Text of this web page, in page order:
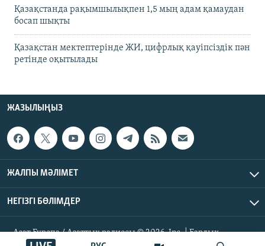
Қазақстанда рақымшылықпен 1,5 мың адам қамаудан
босап шықты
Қазақстан мектептерінде ЖИ, цифрлық қауіпсіздік пән
ретінде оқытылады
ЖАЗЫЛЫҢЫЗ
ЖАЛПЫ МӘЛІМЕТ
НЕГІЗГІ БӨЛІМДЕР
Азат Еуропа / Азаттық радиосы © 2026, Inc. | Барлық